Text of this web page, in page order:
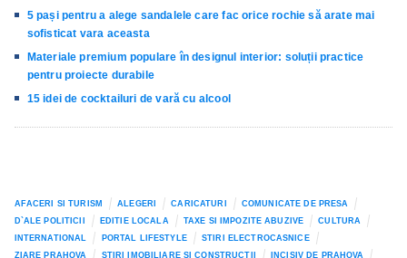
5 pași pentru a alege sandalele care fac orice rochie să arate mai
sofisticat vara aceasta
Materiale premium populare în designul interior: soluții practice
pentru proiecte durabile
15 idei de cocktailuri de vară cu alcool
AFACERI SI TURISM ALEGERI CARICATURI
COMUNICATE DE PRESA
D`ALE POLITICII
EDITIE LOCALA TAXE SI IMPOZITE ABUZIVE
CULTURA
INTERNATIONAL
PORTAL LIFESTYLE
STIRI ELECTROCASNICE
ZIARE PRAHOVA
STIRI IMOBILIARE SI CONSTRUCTII INCISIV DE PRAHOVA